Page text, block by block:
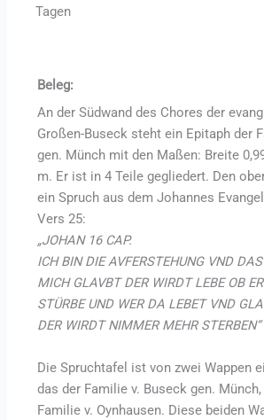
Tagen
Beleg:
An der Südwand des Chores der
Großen-Buseck steht ein Epitaph der
gen. Münch mit den Maßen: Breite
m. Er ist in 4 Teile gegliedert. Den
ein Spruch aus dem Johannes
Vers 25:
„JOHAN 16 CAP.
ICH BIN DIE AVFERSTEHUNG VND
MICH GLAVBT DER WIRDT LEBE OB
STÜRBE UND WER DA LEBET VND
DER WIRDT NIMMER MEHR STERBEN“
Die Spruchtafel ist von zwei Wappen
das der Familie v. Buseck gen.
Familie v. Oynhausen. Diese beiden